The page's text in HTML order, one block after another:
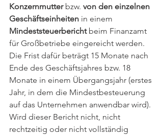
Konzernmutter bzw. von den einzelnen
Geschäftseinheiten in einem
Mindeststeuerbericht beim Finanzamt
für Großbetriebe eingereicht werden.
Die Frist dafür beträgt 15 Monate nach
Ende des Geschäftsjahres bzw. 18
Monate in einem Übergangsjahr (erstes
Jahr, in dem die Mindestbesteuerung
auf das Unternehmen anwendbar wird).
Wird dieser Bericht nicht, nicht
rechtzeitig oder nicht vollständig